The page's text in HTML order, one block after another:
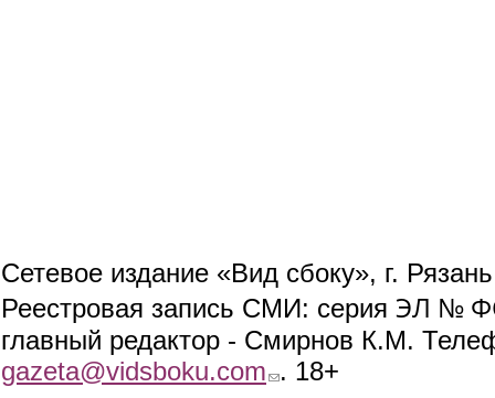
Сетевое издание «Вид сбоку», г.
Реестровая запись СМИ: серия ЭЛ №
главный редактор - Смирнов К.М.
gazeta@vidsboku.com (link sends e-mail)
. 18+